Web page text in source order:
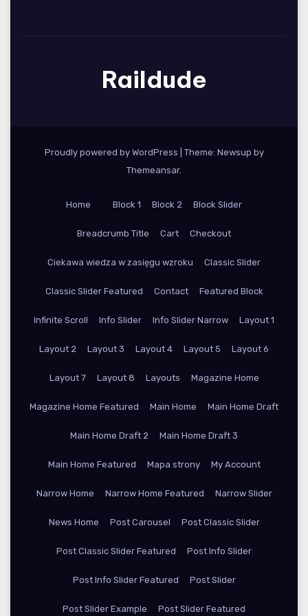
Raildude
Proudly powered by WordPress
Theme: Newsup by
Themeansar.
Home Block 1 Block 2 Block Slider
Breadcrumb Title Cart Checkout
Ciekawa wiedza w zasięgu wzroku Classic Slider
Classic Slider Featured Contact Featured Block
Infinite Scroll Info Slider Info Slider Narrow Layout 1
Layout 2 Layout 3 Layout 4 Layout 5 Layout 6
Layout 7 Layout 8 Layouts Magazine Home
Magazine Home Featured Main Home Main Home Draft
Main Home Draft 2 Main Home Draft 3
Main Home Featured Mapa strony My Account
Narrow Home Narrow Home Featured Narrow Slider
News Home Post Carousel Post Classic Slider
Post Classic Slider Featured Post Info Slider
Post Info Slider Featured Post Slider
Post Slider Example Post Slider Featured